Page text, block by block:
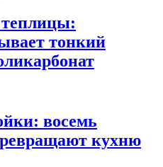
тонкий
восемь
кухню